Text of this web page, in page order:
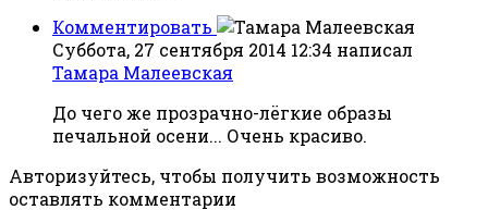
Комментировать
Суббота, 27 сентября 2014 12:34 написал
Тамара Малеевская
До чего же прозрачно-лёгкие образы
печальной осени... Очень красиво.
Авторизуйтесь, чтобы получить возможность
оставлять комментарии